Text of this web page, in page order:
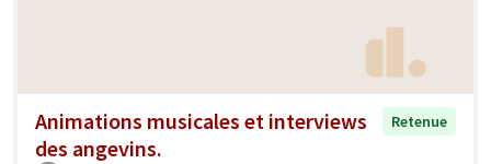
Animations musicales et interviews
des angevins.
Retenue